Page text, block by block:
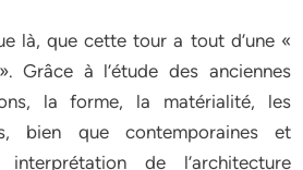
là, que cette tour a tout d’une «
Grâce à l’étude des anciennes
la forme, la matérialité, les
bien que contemporaines et
de l’architecture